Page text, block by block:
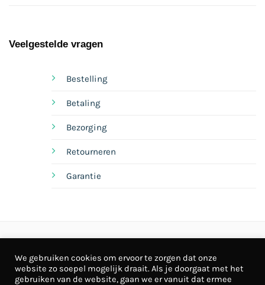
Veelgestelde vragen
Bestelling
Betaling
Bezorging
Retourneren
Garantie
Privacy Cookies
We gebruiken cookies om ervoor te zorgen dat onze
website zo soepel mogelijk draait. Als je doorgaat met het
gebruiken van de website, gaan we er vanuit dat ermee